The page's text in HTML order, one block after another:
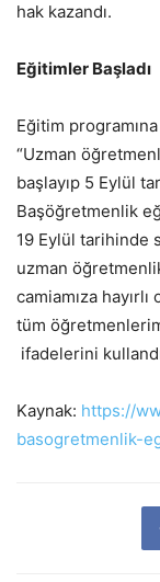
hak kazandı.
Eğitimler Başladı
Eğitim
“Uzman
başlayıp 5 Eylül
Başöğretmenlik
19 Eylül tarihinde
uzman
camiamıza
tüm
ifadelerini
Kaynak: https://
basogretmenlik-